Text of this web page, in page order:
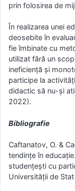
prin folosirea de
În realizarea unei
deosebite în
fie îmbinate cu
utilizat fără un
ineficiență și
participe la
didactic să nu-și
2022).
Bibliografie
Caftanatov, O. &
tendințe în
studenţeşti cu
Universităţii de